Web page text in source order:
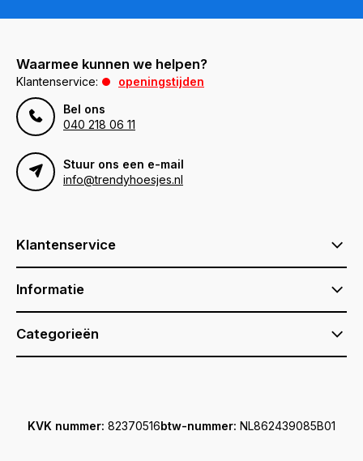
Waarmee kunnen we helpen?
Klantenservice:
openingstijden
Bel ons
040 218 06 11
Stuur ons een e-mail
info@trendyhoesjes.nl
Klantenservice
Informatie
Categorieën
KVK nummer: 82370516btw-nummer: NL862439085B01